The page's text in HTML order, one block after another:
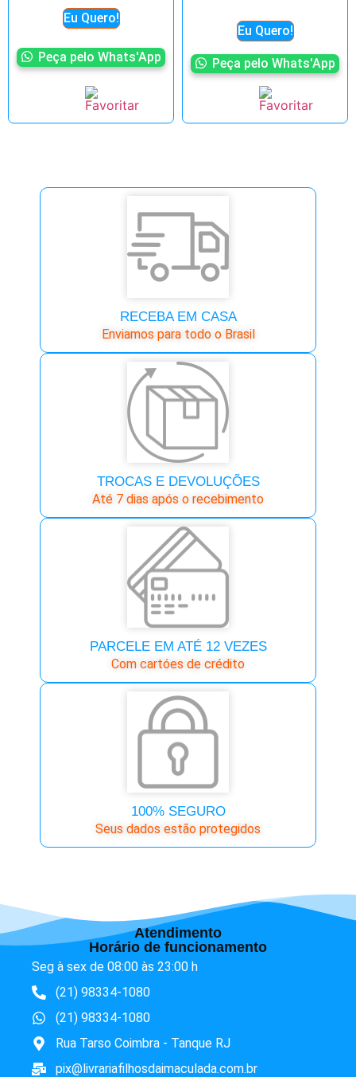
Eu Quero!
Peça pelo Whats'App
Eu Quero!
Peça pelo Whats'App
RECEBA EM CASA
Enviamos para todo o Brasil
TROCAS E DEVOLUÇÕES
Até 7 dias após o recebimento
PARCELE EM ATÉ 12 VEZES
Com cartóes de crédito
100% SEGURO
Seus dados estão protegidos
Atendimento
Horário de funcionamento
Seg à sex de 08:00 às 23:00 h
(21) 98334-1080
(21) 98334-1080
Rua Tarso Coimbra - Tanque RJ
pix@livrariafilhosdaimaculada.com.br